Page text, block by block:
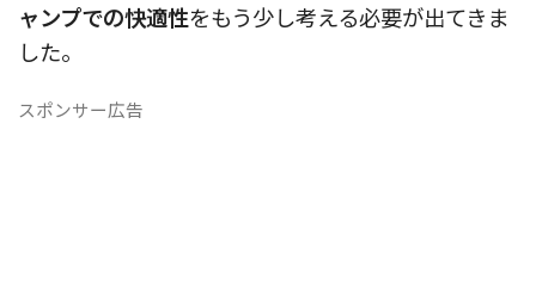
ャンプでの快適性をもう少し考える必要が出てきま
した。
スポンサー広告